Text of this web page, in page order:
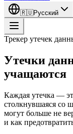
🇷🇺Русский
Трекер утечек
Утечки
учащаются
Каждая утечка —
столкнувшаяся со
могут больше не
и как